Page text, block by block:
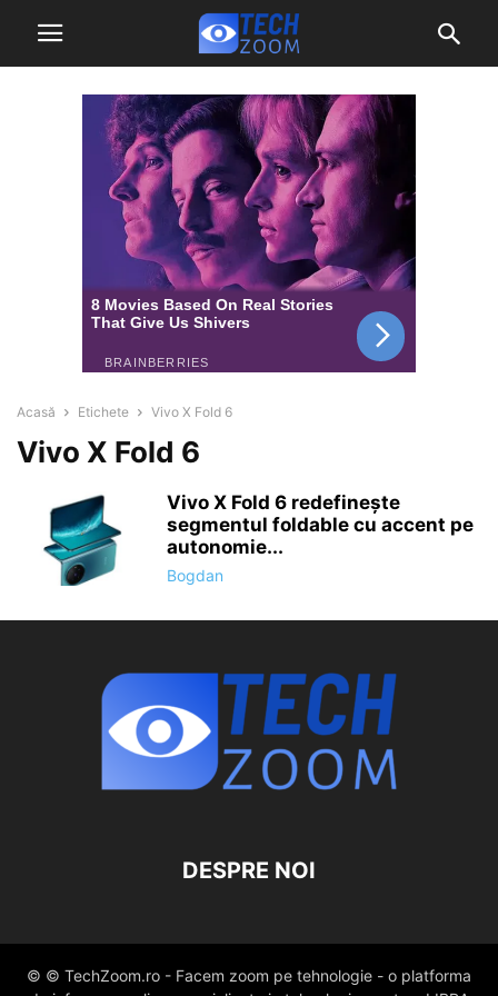
Acasă Etichete Vivo X Fold 6
Vivo X Fold 6
Vivo X Fold 6 redefinește
segmentul foldable cu accent pe
autonomie...
Bogdan
DESPRE NOI
© © TechZoom.ro - Facem zoom pe tehnologie - o platforma